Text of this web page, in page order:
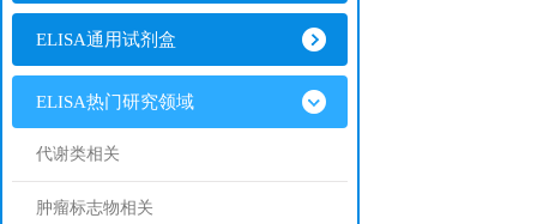
ELISA通用试剂盒
ELISA热门研究领域
代谢类相关
肿瘤标志物相关